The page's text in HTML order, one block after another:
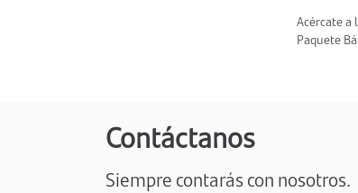
Acércate a
Paquete
Contáctanos
Siempre contarás con nosotros.